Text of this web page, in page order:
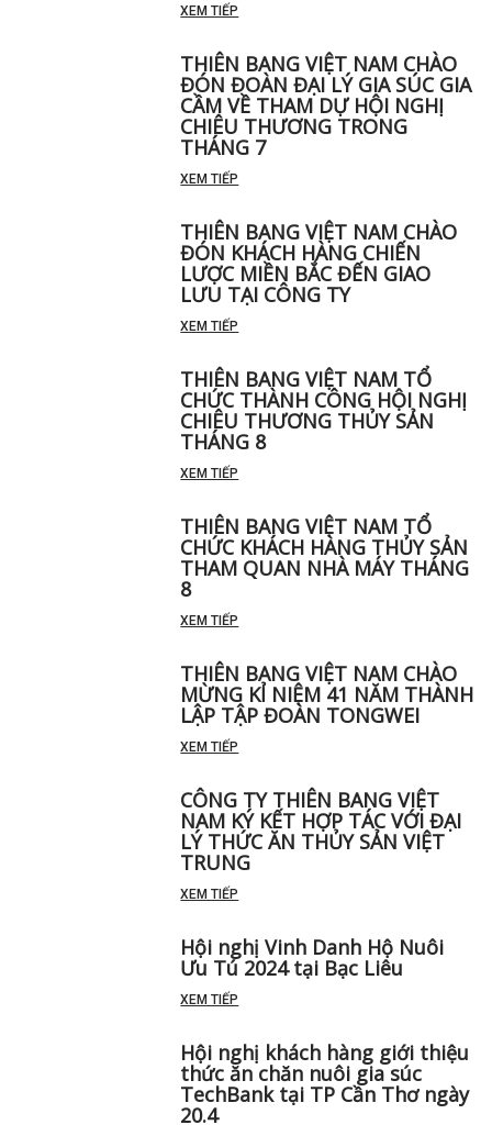
XEM TIẾP
THIÊN BANG VIỆT NAM CHÀO
ĐÓN ĐOÀN ĐẠI LÝ GIA SÚC GIA
CẦM VỀ THAM DỰ HỘI NGHỊ
CHIÊU THƯƠNG TRONG
THÁNG 7
XEM TIẾP
THIÊN BANG VIỆT NAM CHÀO
ĐÓN KHÁCH HÀNG CHIẾN
LƯỢC MIỀN BẮC ĐẾN GIAO
LƯU TẠI CÔNG TY
XEM TIẾP
THIÊN BANG VIỆT NAM TỔ
CHỨC THÀNH CÔNG HỘI NGHỊ
CHIÊU THƯƠNG THỦY SẢN
THÁNG 8
XEM TIẾP
THIÊN BANG VIỆT NAM TỔ
CHỨC KHÁCH HÀNG THỦY SẢN
THAM QUAN NHÀ MÁY THÁNG
8
XEM TIẾP
THIÊN BANG VIỆT NAM CHÀO
MỪNG KỈ NIỆM 41 NĂM THÀNH
LẬP TẬP ĐOÀN TONGWEI
XEM TIẾP
CÔNG TY THIÊN BANG VIỆT
NAM KÝ KẾT HỢP TÁC VỚI ĐẠI
LÝ THỨC ĂN THỦY SẢN VIỆT
TRUNG
XEM TIẾP
Hội nghị Vinh Danh Hộ Nuôi
Ưu Tú 2024 tại Bạc Liêu
XEM TIẾP
Hội nghị khách hàng giới thiệu
thức ăn chăn nuôi gia súc
TechBank tại TP Cần Thơ ngày
20.4